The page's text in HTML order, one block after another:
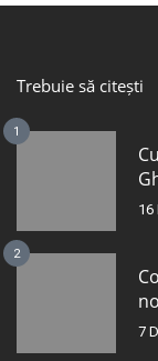
Trebuie să citești
1
16
2
7